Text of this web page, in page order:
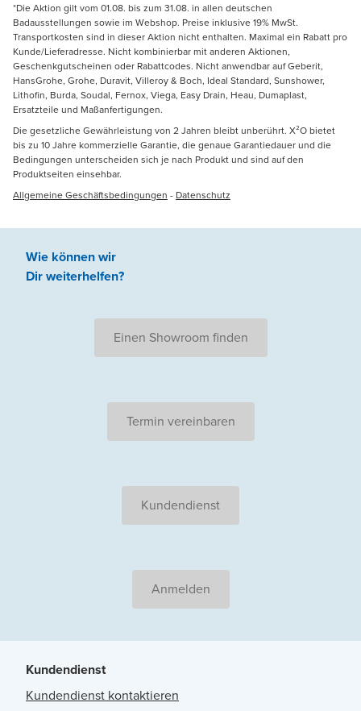
*Die Aktion gilt vom 01.08. bis zum 31.08. in allen deutschen
Badausstellungen sowie im Webshop. Preise inklusive 19% MwSt.
Transportkosten sind in dieser Aktion nicht enthalten. Maximal ein Rabatt pro
Kunde/Lieferadresse. Nicht kombinierbar mit anderen Aktionen,
Geschenkgutscheinen oder Rabattcodes. Nicht anwendbar auf Geberit,
HansGrohe, Grohe, Duravit, Villeroy & Boch, Ideal Standard, Sunshower,
Lithofin, Burda, Soudal, Fernox, Viega, Easy Drain, Heau, Dumaplast,
Ersatzteile und Maßanfertigungen.
Die gesetzliche Gewährleistung von 2 Jahren bleibt unberührt. X²O bietet
bis zu 10 Jahre kommerzielle Garantie, die genaue Garantiedauer und die
Bedingungen unterscheiden sich je nach Produkt und sind auf den
Produktseiten einsehbar.
Allgemeine Geschäftsbedingungen - Datenschutz
Wie können wir
Dir weiterhelfen?
Einen Showroom finden
Termin vereinbaren
Kundendienst
Anmelden
Kundendienst
Kundendienst kontaktieren